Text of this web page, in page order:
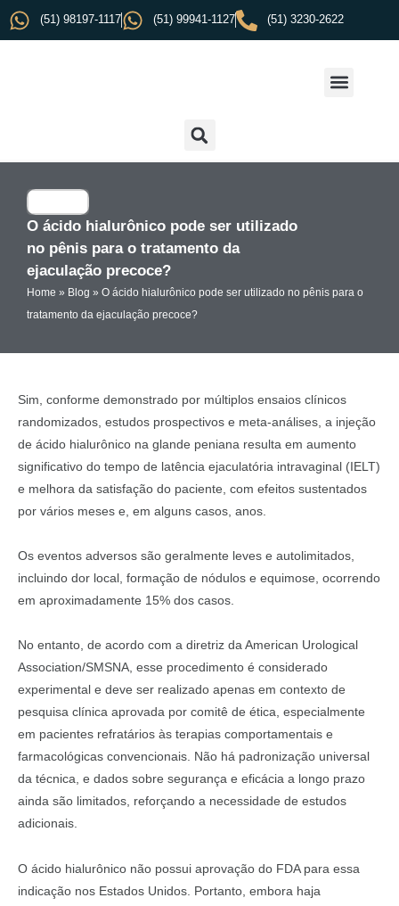
(51) 98197-1117 (51) 99941-1127 (51) 3230-2622
O ácido hialurônico pode ser utilizado
no pênis para o tratamento da
ejaculação precoce?
Home » Blog » O ácido hialurônico pode ser utilizado no pênis para o
tratamento da ejaculação precoce?
Sim, conforme demonstrado por múltiplos ensaios clínicos
randomizados, estudos prospectivos e meta-análises, a injeção
de ácido hialurônico na glande peniana resulta em aumento
significativo do tempo de latência ejaculatória intravaginal (IELT)
e melhora da satisfação do paciente, com efeitos sustentados
por vários meses e, em alguns casos, anos.
Os eventos adversos são geralmente leves e autolimitados,
incluindo dor local, formação de nódulos e equimose, ocorrendo
em aproximadamente 15% dos casos.
No entanto, de acordo com a diretriz da American Urological
Association/SMSNA, esse procedimento é considerado
experimental e deve ser realizado apenas em contexto de
pesquisa clínica aprovada por comitê de ética, especialmente
em pacientes refratários às terapias comportamentais e
farmacológicas convencionais. Não há padronização universal
da técnica, e dados sobre segurança e eficácia a longo prazo
ainda são limitados, reforçando a necessidade de estudos
adicionais.
O ácido hialurônico não possui aprovação do FDA para essa
indicação nos Estados Unidos. Portanto, embora haja